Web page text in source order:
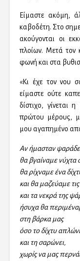
Eίμαστε ακόμη,
καβοδέτη. Στο
ακούγονται οι
πλοίων. Μετά τον
φωνή και στα
«Κι έχε τον νου
είμαστε ούτε
δίστιχο, γίνεται
πρώτου μέρους,
μου αγαπημένο
Αν ήμασταν
θα βγαίναμε νύχτα
θα ρίχναμε ένα
και θα μαζεύαμε
και τα νεκρά της
ήσυχα θα
στη βάρκα μας
όσο το δίχτυ
και τη σαρώνει,
χωρίς να μας